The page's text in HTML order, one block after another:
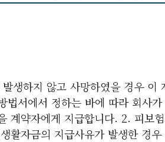
생하지 않고 사망하였을 경우 이
법서에서 정하는 바에 따라 회사
계약자에게 지급합니다. 2. 피보
활자금의 지급사유가 발생한 경